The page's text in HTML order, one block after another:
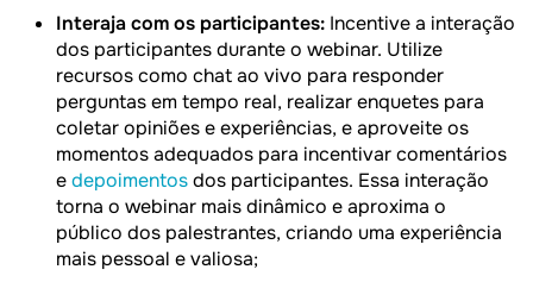
Interaja com os participantes: Incentive a interação
dos participantes durante o webinar. Utilize
recursos como chat ao vivo para responder
perguntas em tempo real, realizar enquetes para
coletar opiniões e experiências, e aproveite os
momentos adequados para incentivar comentários
edepoimentosdos participantes. Essa interação
torna o webinar mais dinâmico e aproxima o
público dos palestrantes, criando uma experiência
mais pessoal e valiosa;